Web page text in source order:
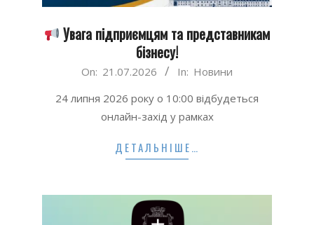
Увага підприємцям та представникам
бізнесу!
On: 21.07.2026 In: Новини
24 липня 2026 року о 10:00 відбудеться
онлайн-захід у рамках
ДЕТАЛЬНІШЕ…